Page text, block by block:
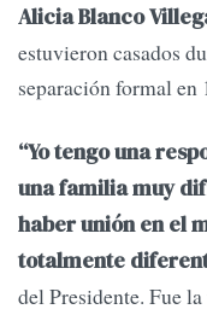
Alicia Blanco
estuvieron casados
separación formal en
“Yo tengo una
una familia muy
haber unión en el
totalmente
del Presidente. Fue